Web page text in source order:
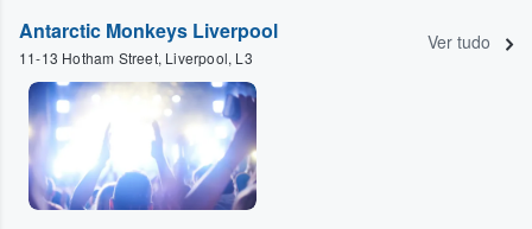
Antarctic Monkeys Liverpool
11-13 Hotham Street, Liverpool, L3
Ver tudo